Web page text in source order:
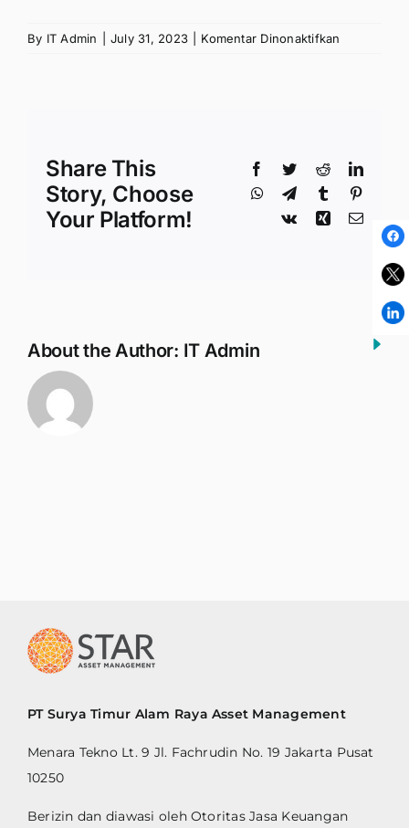
By IT Admin July 31, 2023 Komentar Dinonaktifkan
Share This
Story, Choose
Your Platform!
Facebook
TwitterReddit
WhatsApp
TelegramTumblr
Vk
Xing Email
About the Author: IT Admin
PT Surya Timur Alam Raya Asset Management
Menara Tekno Lt. 9 Jl. Fachrudin No. 19 Jakarta Pusat
10250
Berizin dan diawasi oleh Otoritas Jasa Keuangan